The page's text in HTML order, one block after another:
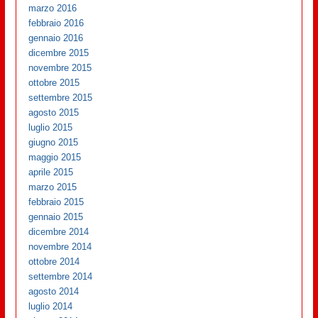
marzo 2016
febbraio 2016
gennaio 2016
dicembre 2015
novembre 2015
ottobre 2015
settembre 2015
agosto 2015
luglio 2015
giugno 2015
maggio 2015
aprile 2015
marzo 2015
febbraio 2015
gennaio 2015
dicembre 2014
novembre 2014
ottobre 2014
settembre 2014
agosto 2014
luglio 2014